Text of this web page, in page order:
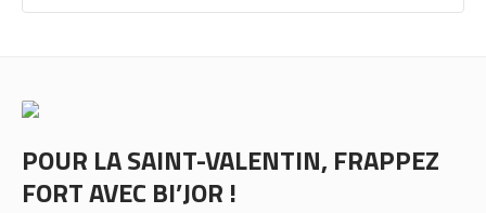
POUR LA SAINT-VALENTIN, FRAPPEZ
FORT AVEC BI’JOR !